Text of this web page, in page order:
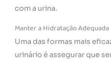
com a urina.
Manter a Hidratação Adequada
Uma das formas mais
urinário é assegurar que